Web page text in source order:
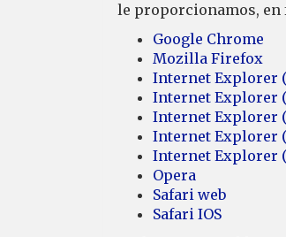
le proporcionamos, en
Google Chrome
Mozilla Firefox
Internet Explorer
Internet Explorer
Internet Explorer
Internet Explorer
Internet Explorer
Opera
Safari web
Safari IOS